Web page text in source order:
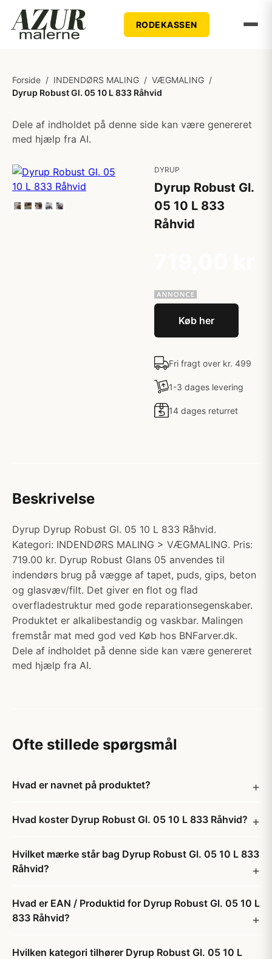
RODEKASSEN
Forside / INDENDØRS MALING / VÆGMALING /
Dyrup Robust Gl. 05 10 L 833 Råhvid
Dele af indholdet på denne side kan være genereret
med hjælp fra AI.
DYRUP
Dyrup Robust Gl.
05 10 L 833
Råhvid
Køb her
Fri fragt over kr. 499
1-3 dages levering
14 dages returret
Beskrivelse
Dyrup Dyrup Robust Gl. 05 10 L 833 Råhvid.
Kategori: INDENDØRS MALING > VÆGMALING. Pris:
719.00 kr. Dyrup Robust Glans 05 anvendes til
indendørs brug på vægge af tapet, puds, gips, beton
og glasvæv/filt. Det giver en flot og flad
overfladestruktur med gode reparationsegenskaber.
Produktet er alkalibestandig og vaskbar. Malingen
fremstår mat med god ved Køb hos BNFarver.dk.
Dele af indholdet på denne side kan være genereret
med hjælp fra AI.
Ofte stillede spørgsmål
Hvad er navnet på produktet?
Hvad koster Dyrup Robust Gl. 05 10 L 833 Råhvid?
Hvilket mærke står bag Dyrup Robust Gl. 05 10 L 833
Råhvid?
Hvad er EAN / Produktid for Dyrup Robust Gl. 05 10 L
833 Råhvid?
Hvilken kategori tilhører Dyrup Robust Gl. 05 10 L